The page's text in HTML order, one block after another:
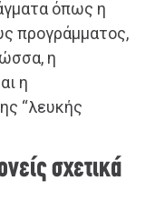
όπως η
προγράμματος,
η
η
“λευκής
σχετικά